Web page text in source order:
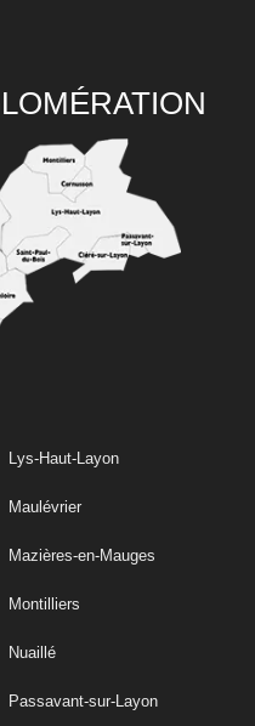
Lys-Haut-Layon
Maulévrier
Mazières-en-Mauges
Montilliers
Nuaillé
Passavant-sur-Layon